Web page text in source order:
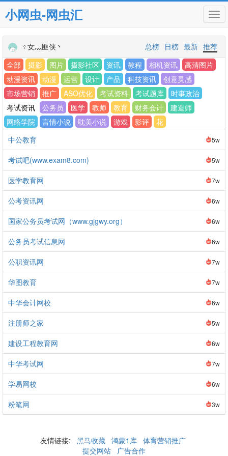
小网虫-网虫汇
♀女灬匪侠丶 推荐
最新
日榜
总榜
全部
摄影 图片 摄影社区 资讯 教程 相机资讯
高清图片
动漫资讯
动漫 运营 设计 产品 科技资讯
创意灵感
市场营销
推广 ASO优化 考试资料 考试题库
时事政治
考试资讯
公务员 医学 教师 教育 财务会计
建造师
网络学院
言情小说 耽美小说 游戏 影评
花
中公教育
5w
考试吧(www.exam8.com) 5w
医学教育网 7w
公考资讯网 6w
国家公务员考试网（www.gjgwy.org） 6w
公务员考试信息网 6w
公职资讯网 7w
华图教育 7w
中华会计网校 6w
注册师之家 5w
建设工程教育网 6w
中华考试网 7w
学易网校 6w
粉笔网 3w
友情链接: 黑马收藏 鸿蒙1库 体育营销推广
提交网站
广告合作